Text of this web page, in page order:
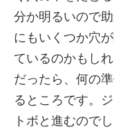
分か明るいので
にもいくつか穴
ているのかもし
だったら、何の
るところです。
トボと進むので